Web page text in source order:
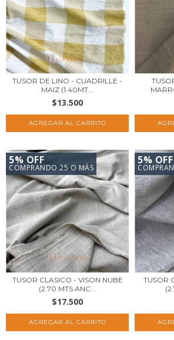
TUSOR DE LINO - CUADRILLE -
MAIZ (1.40MT...
$13.500
5% OFF
COMPRANDO 25 O MÁS
TUSOR CLASICO - VISON NUBE
(2.70 MTS ANC...
$17.500
5% OFF
TUSOR